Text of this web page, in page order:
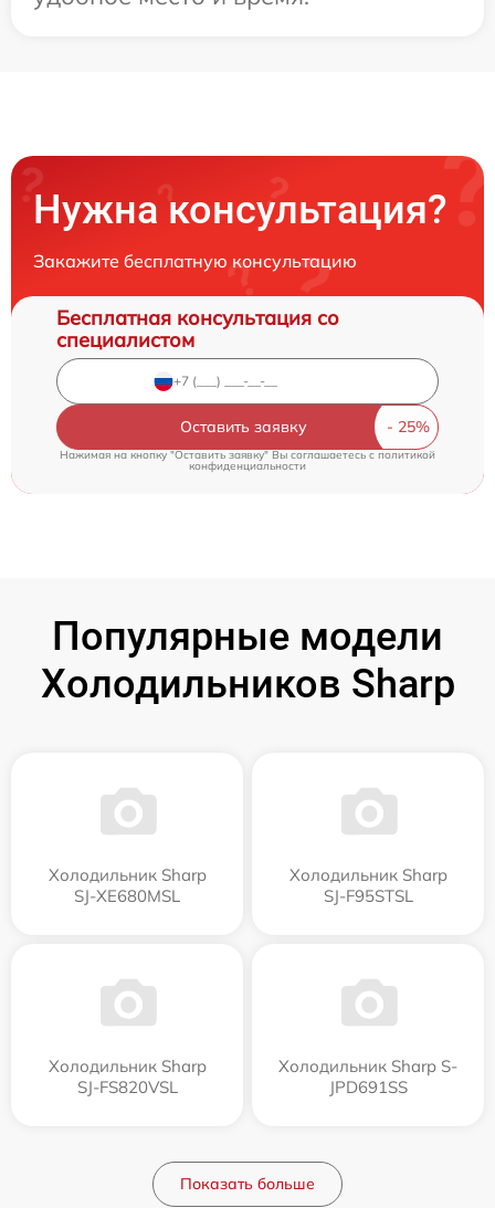
Нужна консультация?
Закажите бесплатную консультацию
Бесплатная консультация со
специалистом
Оставить заявку
Нажимая на кнопку "Оставить заявку" Вы соглашаетесь cполитикой
конфиденциальности
Популярные модели
Холодильников Sharp
Холодильник Sharp
SJ-XE680MSL
Холодильник Sharp
SJ-F95STSL
Холодильник Sharp
SJ-FS820VSL
Холодильник Sharp S-
JPD691SS
Показать больше